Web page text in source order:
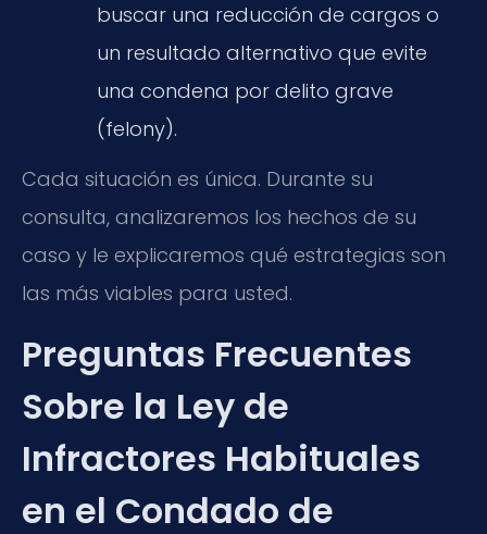
buscar una reducción de cargos o
un resultado alternativo que evite
una condena por delito grave
(felony).
Cada situación es única. Durante su
consulta, analizaremos los hechos de su
caso y le explicaremos qué estrategias son
las más viables para usted.
Preguntas Frecuentes
Sobre la Ley de
Infractores Habituales
en el Condado de